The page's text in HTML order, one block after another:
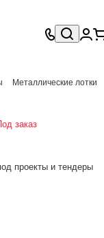
Металлические лотки
заказ
проекты и тендеры